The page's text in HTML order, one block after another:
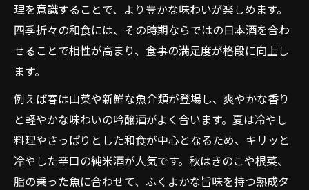
理を意識することで、より豊かな味わいが楽しめます。
四季折々の和食には、その時期ならではの日本酒を合わ
せることで相性が高まり、食事の満足度が格段に向上し
ます。
例えば春は山菜や新鮮な魚介類が登場し、爽やかな香り
と軽やかな味わいの吟醸酒がよく合います。夏は冷やし
料理やさっぱりとした和食が中心となるため、キリッと
冷やした辛口の純米酒が人気です。秋はきのこや根菜、
脂の乗った魚に合わせて、ふくよかな旨味を持つ熟成タ